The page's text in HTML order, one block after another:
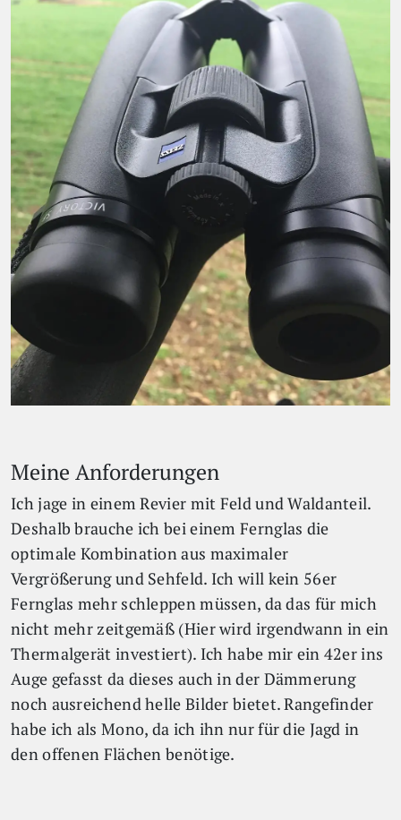
Meine Anforderungen
Ich jage in einem Revier mit Feld und Waldanteil.
Deshalb brauche ich bei einem Fernglas die
optimale Kombination aus maximaler
Vergrößerung und Sehfeld. Ich will kein 56er
Fernglas mehr schleppen müssen, da das für mich
nicht mehr zeitgemäß (Hier wird irgendwann in ein
Thermalgerät investiert). Ich habe mir ein 42er ins
Auge gefasst da dieses auch in der Dämmerung
noch ausreichend helle Bilder bietet. Rangefinder
habe ich als Mono, da ich ihn nur für die Jagd in
den offenen Flächen benötige.